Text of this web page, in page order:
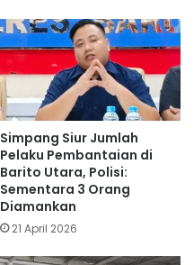
Simpang Siur Jumlah
Pelaku Pembantaian di
Barito Utara, Polisi:
Sementara 3 Orang
Diamankan
21 April 2026